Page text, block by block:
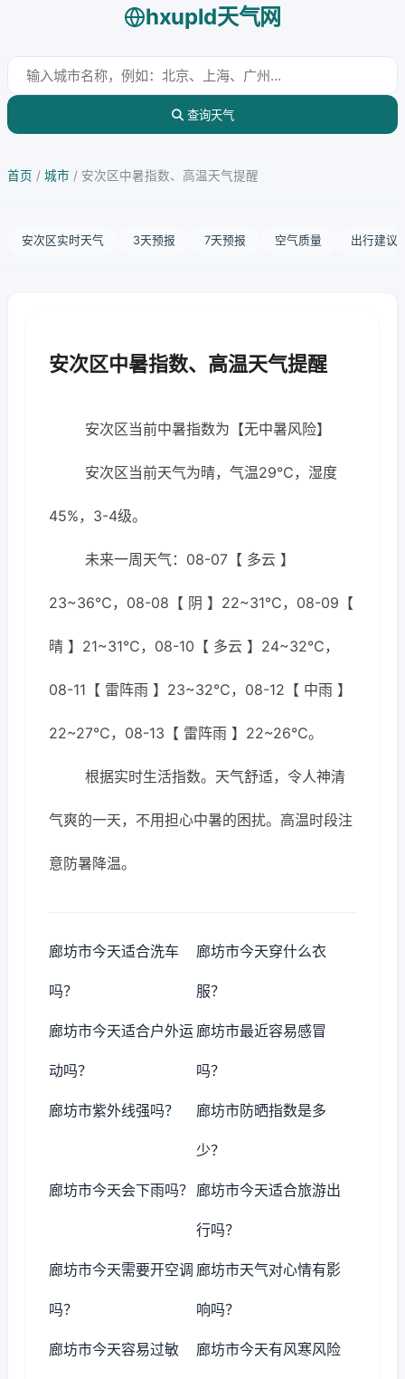
hxupld天气网
查询天气
首页 / 城市 / 安次区中暑指数、高温天气提醒
安次区实时天气 3天预报 7天预报 空气质量 出行建议
安次区中暑指数、高温天气提醒
安次区当前中暑指数为【无中暑风险】
安次区当前天气为晴，气温29℃，湿度
45%，3-4级。
未来一周天气：08-07【 多云 】
23~36℃，08-08【 阴 】22~31℃，08-09【
晴 】21~31℃，08-10【 多云 】24~32℃，
08-11【 雷阵雨 】23~32℃，08-12【 中雨 】
22~27℃，08-13【 雷阵雨 】22~26℃。
根据实时生活指数。天气舒适，令人神清
气爽的一天，不用担心中暑的困扰。高温时段注
意防暑降温。
廊坊市今天适合洗车
吗？
廊坊市今天穿什么衣
服？
廊坊市今天适合户外运
动吗？
廊坊市最近容易感冒
吗？
廊坊市紫外线强吗？ 廊坊市防晒指数是多
少？
廊坊市今天会下雨吗？ 廊坊市今天适合旅游出
行吗？
廊坊市今天需要开空调
吗？
廊坊市天气对心情有影
响吗？
廊坊市今天容易过敏 廊坊市今天有风寒风险